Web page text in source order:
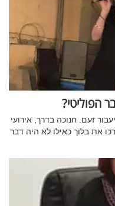
הפוליטי?
זעם. חנוכה בדרך, אירועי
את בלוך כאילו לא היה דבר